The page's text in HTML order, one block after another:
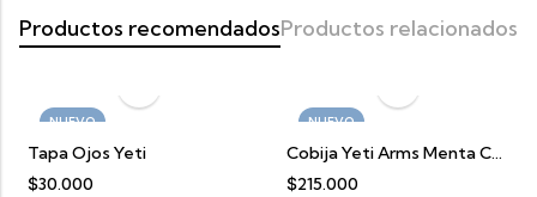
Productos recomendadosProductos relacionados
NUEVO
Tapa Ojos Yeti
$30.000
NUEVO
Cobija Yeti Arms Menta Con Gris Claro
$215.000